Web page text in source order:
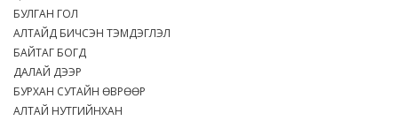
БУЛГАН ГОЛ
АЛТАЙД БИЧСЭН ТЭМДЭГЛЭЛ
БАЙТАГ БОГД
ДАЛАЙ ДЭЭР
БУРХАН СУТАЙН ӨВРӨӨР
АЛТАЙ НУТГИЙНХАН